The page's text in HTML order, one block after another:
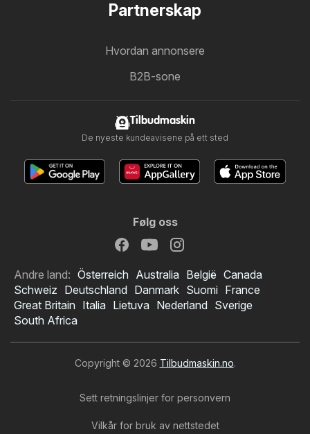
Partnerskap
Hvordan annonsere
B2B-sone
Tilbudmaskin
De nyeste kundeavisene på ett sted
Følg oss
Andre land: Österreich Australia België Canada
Schweiz Deutschland Danmark Suomi France
Great Britain Italia Lietuva Nederland Sverige
South Africa
Copyright © 2026 Tilbudmaskin.no.
Sett retningslinjer for personvern
Vilkår for bruk av nettstedet